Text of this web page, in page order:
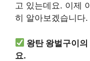
고 있는데요. 이제
히 알아보겠습니다.
왕탄 왕벌구이
요.